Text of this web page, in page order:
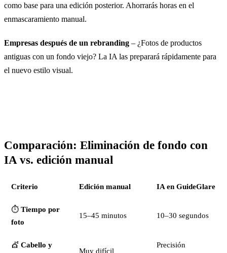
como base para una edición posterior. Ahorrarás horas en el
enmascaramiento manual.
Empresas después de un rebranding – ¿Fotos de productos
antiguas con un fondo viejo? La IA las preparará rápidamente para
el nuevo estilo visual.
Comparación: Eliminación de fondo con
IA vs. edición manual
Criterio Edición manual IA en GuideGlare
⏱️ Tiempo por
foto
15–45 minutos 10–30 segundos
💇 Cabello y
Muy difícil
Precisión